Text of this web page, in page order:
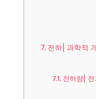
전하| 과학적
전하량|